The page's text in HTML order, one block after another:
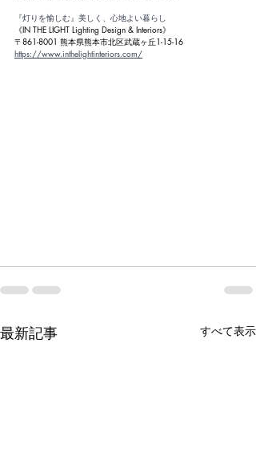
『灯りを愉しむ』美しく、心地よい暮らし
《IN THE LIGHT Lighting Design & Interiors》
〒861-8001 熊本県熊本市北区武蔵ヶ丘1-15-16
https://www.inthelightinteriors.com/
最新記事 すべて表示